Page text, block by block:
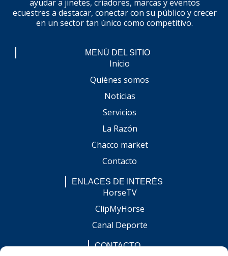
ayudar a jinetes, criadores, marcas y eventos
ecuestres a destacar, conectar con su público y crecer
en un sector tan único como competitivo.
MENÚ DEL SITIO
Inicio
Quiénes somos
Noticias
Servicios
La Razón
Chacco market
Contacto
ENLACES DE INTERÉS
HorseTV
ClipMyHorse
Canal Deporte
CONTACTO